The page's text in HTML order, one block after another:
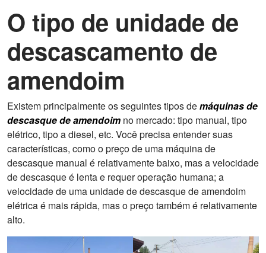
O tipo de unidade de
descascamento de
amendoim
Existem principalmente os seguintes tipos demáquinas de
descasque de amendoim no mercado: tipo manual, tipo
elétrico, tipo a diesel, etc. Você precisa entender suas
características, como o preço de uma máquina de
descasque manual é relativamente baixo, mas a velocidade
de descasque é lenta e requer operação humana; a
velocidade de uma unidade de descasque de amendoim
elétrica é mais rápida, mas o preço também é relativamente
alto.